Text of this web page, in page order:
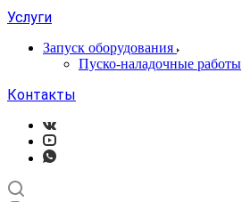
Услуги
Запуск оборудования
Пуско-наладочные работы
Контакты